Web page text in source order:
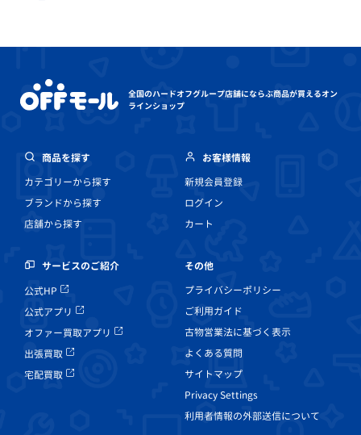
全国のハードオフグループ店舗にならぶ商品が買えるオン
ラインショップ
商品を探す
カテゴリーから探す
ブランドから探す
店舗から探す
お客様情報
新規会員登録
ログイン
カート
サービスのご紹介
公式HP
公式アプリ
オファー買取アプリ
出張買取
宅配買取
その他
プライバシーポリシー
ご利用ガイド
古物営業法に基づく表示
よくある質問
サイトマップ
Privacy Settings
利用者情報の外部送信について